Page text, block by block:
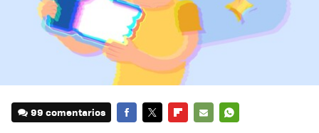
99 comentarios